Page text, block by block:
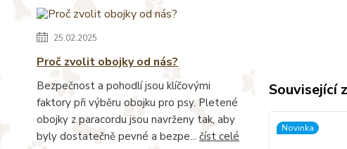
25.02.2025
Proč zvolit obojky od nás?
Bezpečnost a pohodlí jsou klíčovými
faktory při výběru obojku pro psy. Pletené
obojky z paracordu jsou navrženy tak, aby
byly dostatečně pevné a bezpe... číst celé
Související
Novinka